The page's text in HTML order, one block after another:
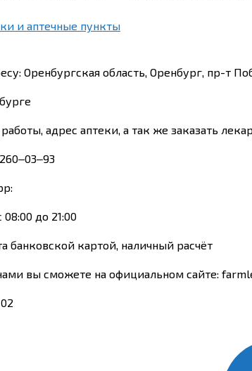
и аптечные пункты
Оренбургская область, Оренбург, пр-т
адрес аптеки, а так же заказать
до 21:00
банковской картой, наличный расчёт
вы сможете на официальном сайте: